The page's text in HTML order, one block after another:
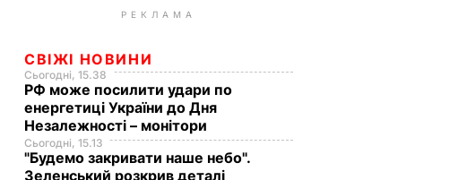
РЕКЛАМА
СВІЖІ НОВИНИ
Сьогодні, 15.38
РФ може посилити удари по
енергетиці України до Дня
Незалежності – монітори
Сьогодні, 15.13
"Будемо закривати наше небо".
Зеленський розкрив деталі